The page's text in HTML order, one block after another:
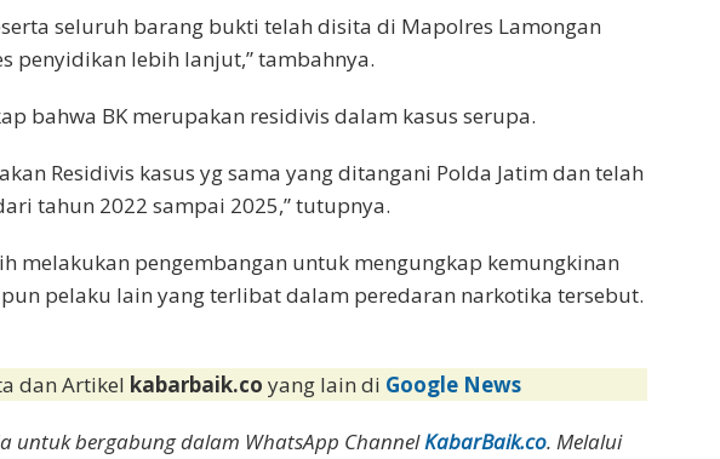
seluruh barang bukti telah disita di Mapolres Lamongan
penyidikan lebih lanjut,” tambahnya.
bahwa BK merupakan residivis dalam kasus serupa.
Residivis kasus yg sama yang ditangani Polda Jatim dan telah
tahun 2022 sampai 2025,” tutupnya.
melakukan pengembangan untuk mengungkap kemungkinan
pelaku lain yang terlibat dalam peredaran narkotika tersebut.
dan Artikel kabarbaik.coyang lain di Google News
untuk bergabung dalam WhatsApp ChannelKabarBaik.co. Melalui